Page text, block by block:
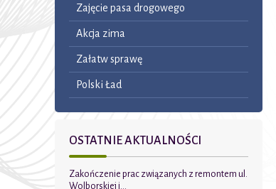
Zajęcie pasa drogowego
Akcja zima
Załatw sprawę
Polski Ład
OSTATNIE AKTUALNOŚCI
Zakończenie prac związanych z remontem ul.
Wolborskiej i...